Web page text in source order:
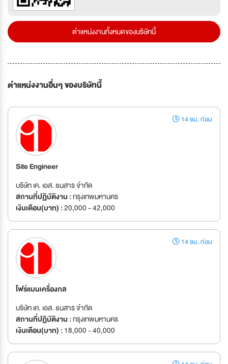
ตำแหน่งงานทั้งหมดของบริษัทนี้
ตำแหน่งงานอื่นๆ ของบริษัทนี้
14 ชม. ก่อน
Site Engineer
บริษัท เค. เอส. ธนสาร จำกัด
สถานที่ปฏิบัติงาน :กรุงเทพมหานคร
เงินเดือน(บาท) :20,000 - 42,000
14 ชม. ก่อน
โฟร์แมนเครื่องกล
บริษัท เค. เอส. ธนสาร จำกัด
สถานที่ปฏิบัติงาน :กรุงเทพมหานคร
เงินเดือน(บาท) : 18,000 - 40,000